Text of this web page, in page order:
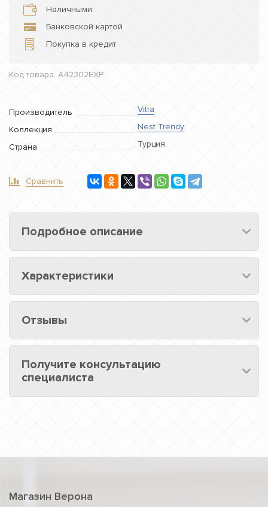
Наличными
Банковской картой
Покупка в кредит
Код товара: A42302EXP
Производитель
Vitra
Коллекция
Nest Trendy
Страна
Турция
Сравнить
Подробное описание
Характеристики
Отзывы
Получите консультацию
специалиста
Магазин Верона